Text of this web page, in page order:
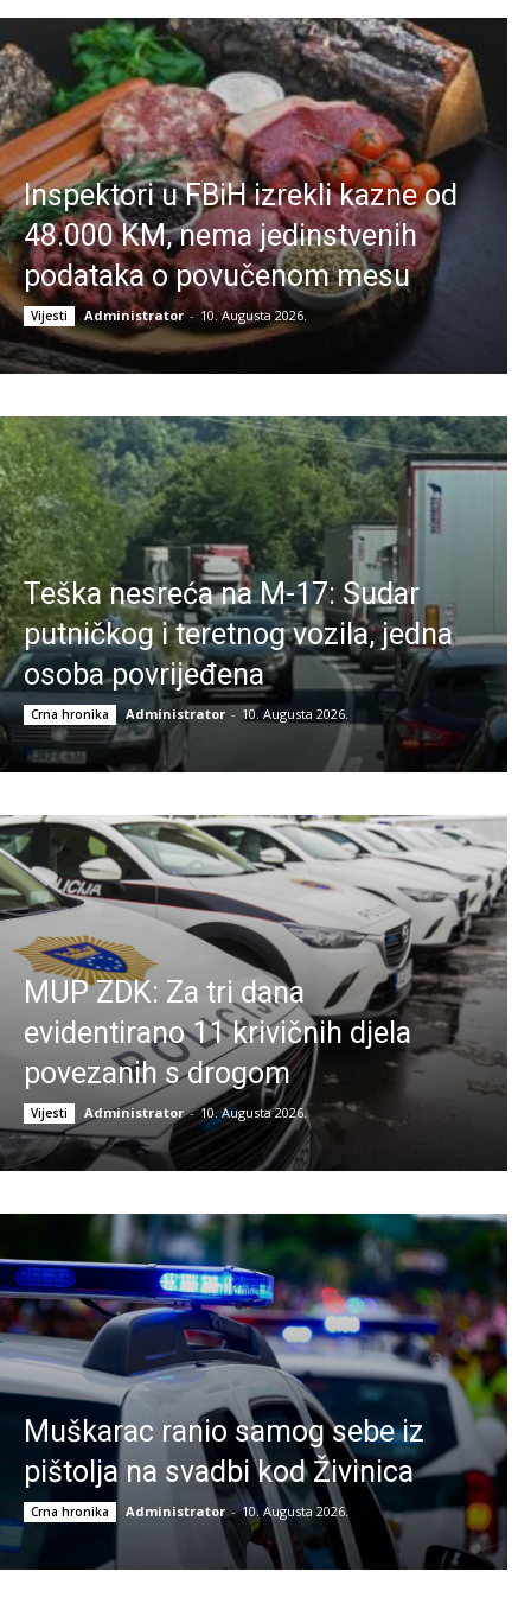
Inspektori u FBiH izrekli kazne od
48.000 KM, nema jedinstvenih
podataka o povučenom mesu
Vijesti Administrator - 10. Augusta 2026.
Teška nesreća na M-17: Sudar
putničkog i teretnog vozila, jedna
osoba povrijeđena
Crna hronika Administrator - 10. Augusta 2026.
MUP ZDK: Za tri dana
evidentirano 11 krivičnih djela
povezanih s drogom
Vijesti Administrator - 10. Augusta 2026.
Muškarac ranio samog sebe iz
pištolja na svadbi kod Živinica
Crna hronika Administrator - 10. Augusta 2026.